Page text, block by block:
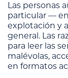
Las personas
particular —
explotación y
general. Las
para leer las
malévolas,
en formatos